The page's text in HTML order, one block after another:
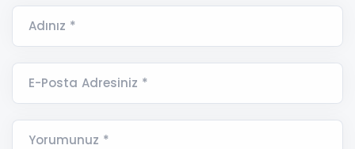
Adınız *
E-Posta Adresiniz *
Yorumunuz *